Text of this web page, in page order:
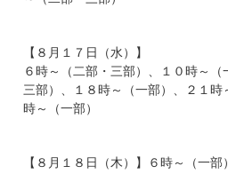
【８月１７日（水）】
６時～（二部・三部）、１０時～（
三部）、１８時～（一部）、２１時
時～（一部）
【８月１８日（木）】６時～（一